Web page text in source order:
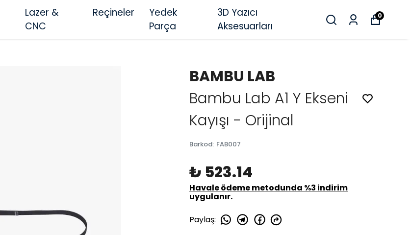
Lazer &
CNC
Reçineler
Yedek
Parça
3D Yazıcı
Aksesuarları
0
BAMBU LAB
Bambu Lab A1 Y Ekseni
Kayışı - Orijinal
Barkod: FAB007
₺ 523.14
Havale ödeme metodunda %3 indirim
uygulanır.
Paylaş: